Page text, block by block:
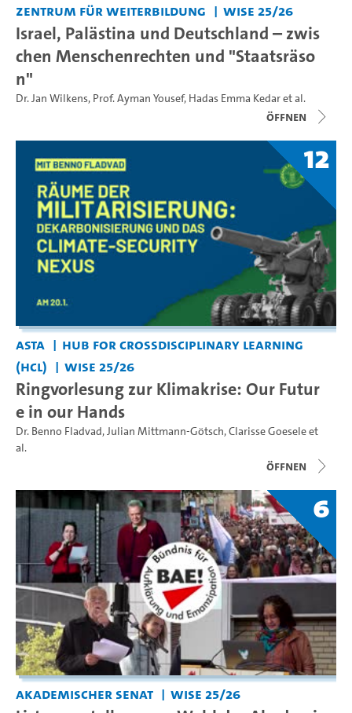
Zentrum für Weiterbildung WiSe 25/26
Israel, Palästina und Deutschland – zwis
chen Menschenrechten und "Staatsräso
n"
Dr. Jan Wilkens, Prof. Ayman Yousef, Hadas Emma Kedaret al.
Öffnen
12
AStA
Hub for Crossdisciplinary Learning
(HCL)
WiSe 25/26
Ringvorlesung zur Klimakrise: Our Futur
e in our Hands
Dr. Benno Fladvad,Julian Mittmann-Götsch,Clarisse Goeseleet
al.
Öffnen
6
Akademischer Senat WiSe 25/26